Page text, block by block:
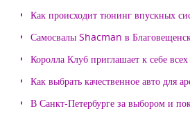
Как происходит тюнинг впускных
Самосвалы Shacman в
Королла Клуб приглашает к себе
Как выбрать качественное авто для
В Санкт-Петербурге за выбором и